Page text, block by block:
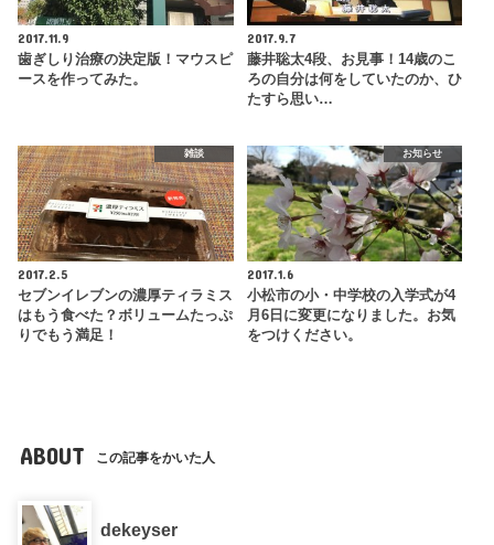
2017.11.9
歯ぎしり治療の決定版！マウスピ
ースを作ってみた。
2017.9.7
藤井聡太4段、お見事！14歳のこ
ろの自分は何をしていたのか、ひ
たすら思い…
雑談
2017.2.5
セブンイレブンの濃厚ティラミス
はもう食べた？ボリュームたっぷ
りでもう満足！
お知らせ
2017.1.6
小松市の小・中学校の入学式が4
月6日に変更になりました。お気
をつけください。
ABOUT この記事をかいた人
dekeyser